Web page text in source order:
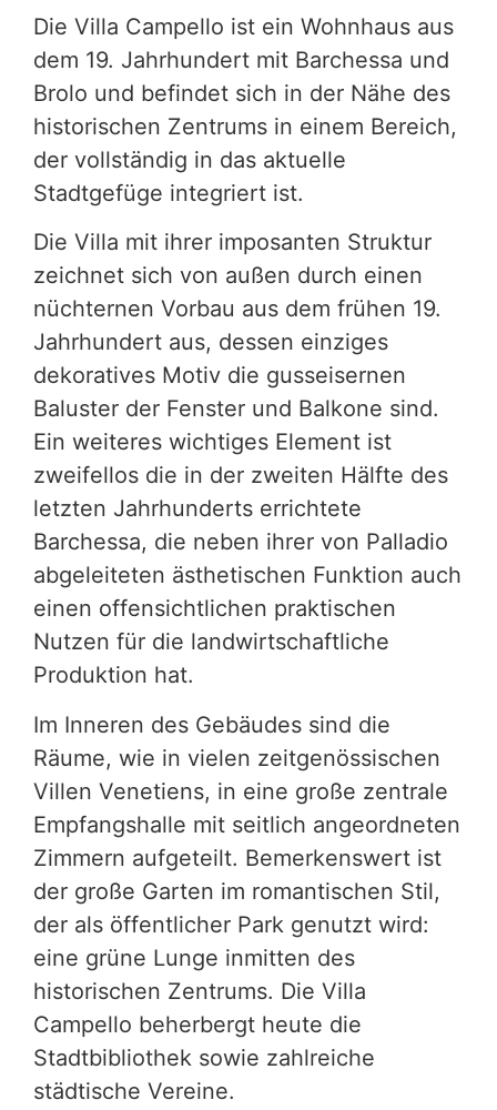
Die Villa Campello ist ein Wohnhaus aus
dem 19. Jahrhundert mit Barchessa und
Brolo und befindet sich in der Nähe des
historischen Zentrums in einem Bereich,
der vollständig in das aktuelle
Stadtgefüge integriert ist.
Die Villa mit ihrer imposanten Struktur
zeichnet sich von außen durch einen
nüchternen Vorbau aus dem frühen 19.
Jahrhundert aus, dessen einziges
dekoratives Motiv die gusseisernen
Baluster der Fenster und Balkone sind.
Ein weiteres wichtiges Element ist
zweifellos die in der zweiten Hälfte des
letzten Jahrhunderts errichtete
Barchessa, die neben ihrer von Palladio
abgeleiteten ästhetischen Funktion auch
einen offensichtlichen praktischen
Nutzen für die landwirtschaftliche
Produktion hat.
Im Inneren des Gebäudes sind die
Räume, wie in vielen zeitgenössischen
Villen Venetiens, in eine große zentrale
Empfangshalle mit seitlich angeordneten
Zimmern aufgeteilt. Bemerkenswert ist
der große Garten im romantischen Stil,
der als öffentlicher Park genutzt wird:
eine grüne Lunge inmitten des
historischen Zentrums. Die Villa
Campello beherbergt heute die
Stadtbibliothek sowie zahlreiche
städtische Vereine.